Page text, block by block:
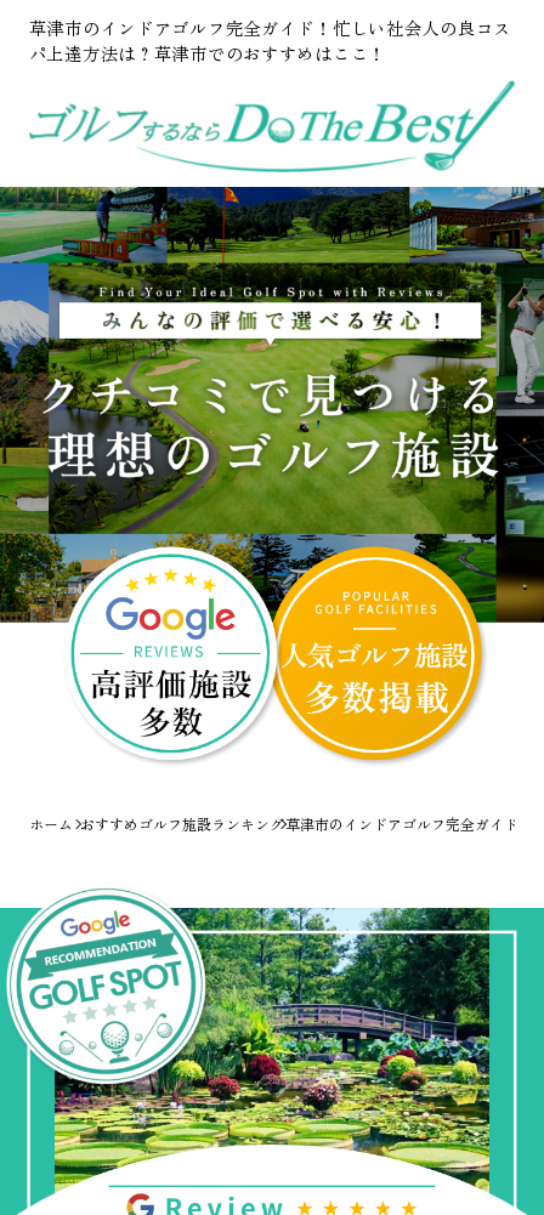
草津市のインドアゴルフ完全ガイド！忙しい社会人の良コス
パ上達方法は？草津市でのおすすめはここ！
ホーム おすすめゴルフ施設ランキング草津市のインドアゴルフ完全ガイド！